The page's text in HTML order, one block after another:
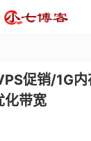
促销/1G
带宽